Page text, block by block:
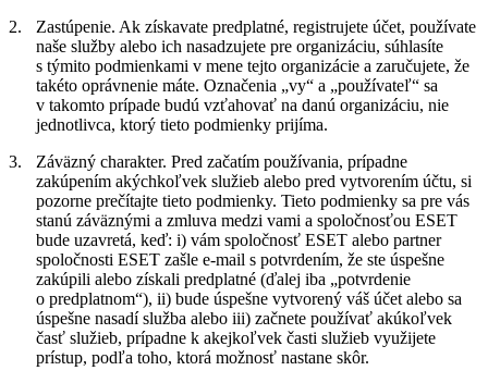
2.
Zastúpenie. Ak získavate predplatné, registrujete účet, používate
naše služby alebo ich nasadzujete pre organizáciu, súhlasíte
s týmito podmienkami v mene tejto organizácie a zaručujete, že
takéto oprávnenie máte. Označenia „vy“ a „používateľ“ sa
v takomto prípade budú vzťahovať na danú organizáciu, nie
jednotlivca, ktorý tieto podmienky prijíma.
3.
Záväzný charakter. Pred začatím používania, prípadne
zakúpením akýchkoľvek služieb alebo pred vytvorením účtu, si
pozorne prečítajte tieto podmienky. Tieto podmienky sa pre vás
stanú záväznými a zmluva medzi vami a spoločnosťou ESET
bude uzavretá, keď: i) vám spoločnosť ESET alebo partner
spoločnosti ESET zašle e-mail s potvrdením, že ste úspešne
zakúpili alebo získali predplatné (ďalej iba „potvrdenie
o predplatnom“), ii) bude úspešne vytvorený váš účet alebo sa
úspešne nasadí služba alebo iii) začnete používať akúkoľvek
časť služieb, prípadne k akejkoľvek časti služieb využijete
prístup, podľa toho, ktorá možnosť nastane skôr.